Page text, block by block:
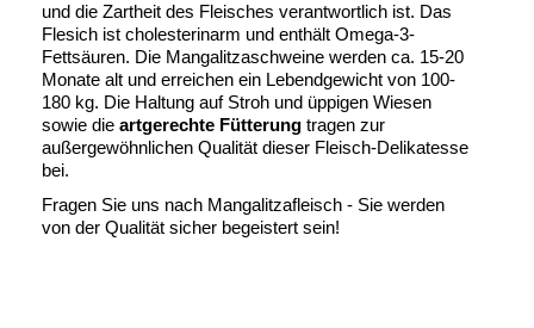
und die Zartheit des Fleisches verantwortlich ist. Das
Flesich ist cholesterinarm und enthält Omega-3-
Fettsäuren. Die Mangalitzaschweine werden ca. 15-20
Monate alt und erreichen ein Lebendgewicht von 100-
180 kg. Die Haltung auf Stroh und üppigen Wiesen
sowie die artgerechte Fütterung tragen zur
außergewöhnlichen Qualität dieser Fleisch-Delikatesse
bei.
Fragen Sie uns nach Mangalitzafleisch - Sie werden
von der Qualität sicher begeistert sein!